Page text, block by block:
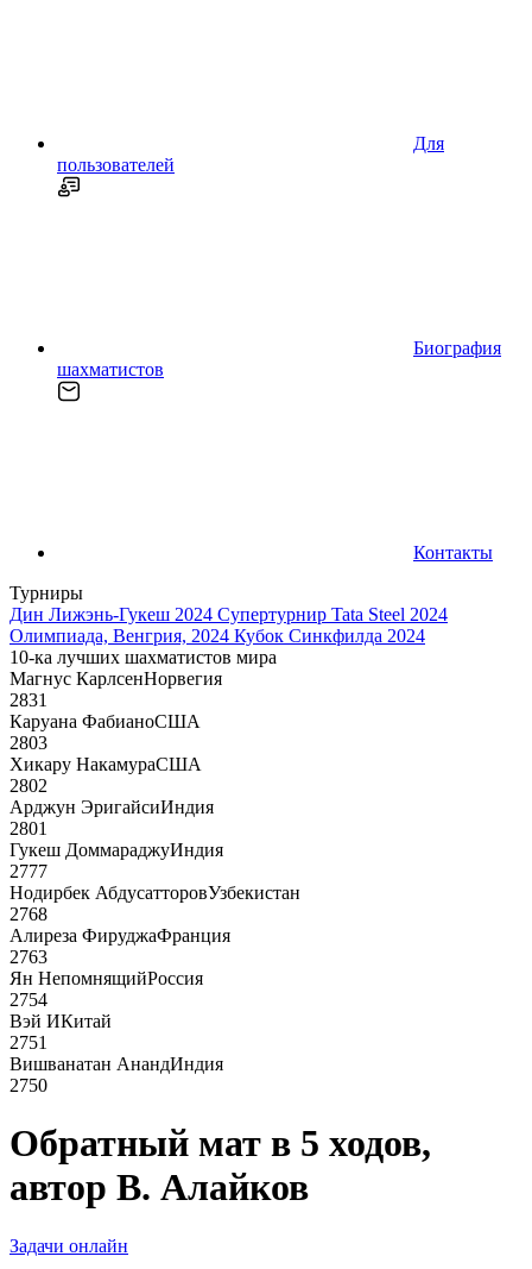
Для
пользователей
Биография
шахматистов
Контакты
Турниры
Дин Лижэнь-Гукеш 2024 Супертурнир Tata Steel 2024
Олимпиада, Венгрия, 2024 Кубок Синкфилда 2024
10-ка лучших шахматистов мира
Магнус КарлсенНорвегия
2831
Каруана ФабианоСША
2803
Хикару НакамураСША
2802
Арджун ЭригайсиИндия
2801
Гукеш ДоммараджуИндия
2777
Нодирбек АбдусатторовУзбекистан
2768
Алиреза ФируджаФранция
2763
Ян НепомнящийРоссия
2754
Вэй ИКитай
2751
Вишванатан АнандИндия
2750
Обратный мат в 5 ходов,
автор В. Алайков
Задачи онлайн